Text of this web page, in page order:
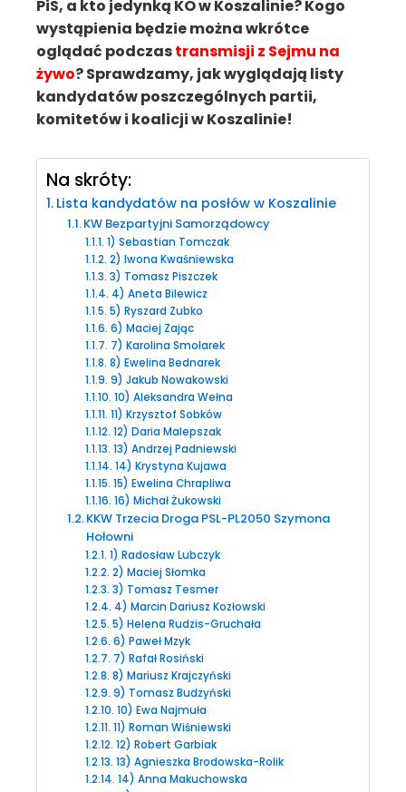
PiS, a kto jedynką KO w Koszalinie? Kogo
wystąpienia będzie można wkrótce
oglądać podczastransmisji z Sejmu na
żywo? Sprawdzamy, jak wyglądają listy
kandydatów poszczególnych partii,
komitetów i koalicji w Koszalinie!
Na skróty:
Lista kandydatów na posłów w Koszalinie
KW Bezpartyjni Samorządowcy
1) Sebastian Tomczak
2) Iwona Kwaśniewska
3) Tomasz Piszczek
4) Aneta Bilewicz
5) Ryszard Zubko
6) Maciej Zając
7) Karolina Smolarek
8) Ewelina Bednarek
9) Jakub Nowakowski
10) Aleksandra Wełna
11) Krzysztof Sobków
12) Daria Malepszak
13) Andrzej Padniewski
14) Krystyna Kujawa
15) Ewelina Chrapliwa
16) Michał Żukowski
KKW Trzecia Droga PSL-PL2050 Szymona
Hołowni
1) Radosław Lubczyk
2) Maciej Słomka
3) Tomasz Tesmer
4) Marcin Dariusz Kozłowski
5) Helena Rudzis-Gruchała
6) Paweł Mzyk
7) Rafał Rosiński
8) Mariusz Krajczyński
9) Tomasz Budzyński
10) Ewa Najmuła
11) Roman Wiśniewski
12) Robert Garbiak
13) Agnieszka Brodowska-Rolik
14) Anna Makuchowska